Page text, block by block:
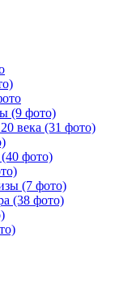
(9 фото)
века (31 фото)
фото)
(7 фото)
(38 фото)